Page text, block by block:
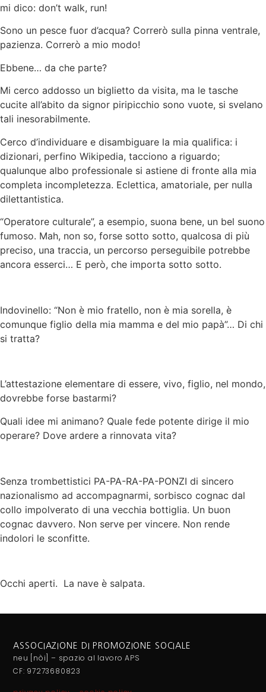
mi dico: don’t walk, run!
Sono un pesce fuor d’acqua? Correrò sulla pinna ventrale,
pazienza. Correrò a mio modo!
Ebbene… da che parte?
Mi cerco addosso un biglietto da visita, ma le tasche
cucite all’abito da signor piripicchio sono vuote, si svelano
tali inesorabilmente.
Cerco d’individuare e disambiguare la mia qualifica: i
dizionari, perfino Wikipedia, tacciono a riguardo;
qualunque albo professionale si astiene di fronte alla mia
completa incompletezza. Eclettica, amatoriale, per nulla
dilettantistica.
“Operatore culturale”, a esempio, suona bene, un bel suono
fumoso. Mah, non so, forse sotto sotto, qualcosa di più
preciso, una traccia, un percorso perseguibile potrebbe
ancora esserci… E però, che importa sotto sotto.
Indovinello: “Non è mio fratello, non è mia sorella, è
comunque figlio della mia mamma e del mio papà”… Di chi
si tratta?
L’attestazione elementare di essere, vivo, figlio, nel mondo,
dovrebbe forse bastarmi?
Quali idee mi animano? Quale fede potente dirige il mio
operare? Dove ardere a rinnovata vita?
Senza trombettistici PA-PA-RA-PA-PONZI di sincero
nazionalismo ad accompagnarmi, sorbisco cognac dal
collo impolverato di una vecchia bottiglia. Un buon
cognac davvero. Non serve per vincere. Non rende
indolori le sconfitte.
Occhi aperti. La nave è salpata.
ASSOCIAZIONE DI PROMOZIONE SOCIALE
neu [nòi] – spazio al lavoro APS
CF: 97273680823